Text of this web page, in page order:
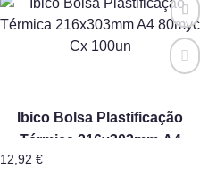
Ibico Bolsa Plastificação
Térmica 216x303mm A4
12,92 €